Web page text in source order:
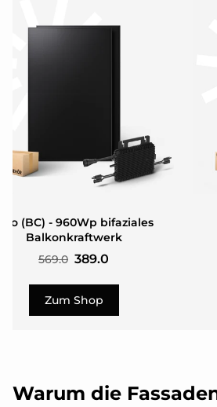
(BC) - 960Wp bifaziales
Balkonkraftwerk
569.0 389.0
Zum Shop
Warum die